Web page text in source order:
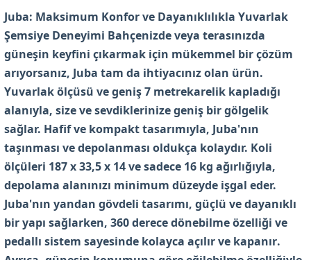
Juba: Maksimum Konfor ve Dayanıklılıkla Yuvarlak
Şemsiye Deneyimi Bahçenizde veya terasınızda
güneşin keyfini çıkarmak için mükemmel bir çözüm
arıyorsanız, Juba tam da ihtiyacınız olan ürün.
Yuvarlak ölçüsü ve geniş7 metrekarelik kapladığı
alanıyla, size ve sevdiklerinize geniş bir gölgelik
sağlar. Hafif ve kompakt tasarımıyla, Juba'nın
taşınması ve depolanması oldukça kolaydır. Koli
ölçüleri 187 x 33,5 x 14ve sadece 16 kg ağırlığıyla,
depolama alanınızı minimum düzeyde işgal eder.
Juba'nın yandan gövdeli tasarımı, güçlü ve dayanıklı
bir yapı sağlarken, 360 derece dönebilme özelliği ve
pedallı sistem sayesinde kolayca açılırve kapanır.